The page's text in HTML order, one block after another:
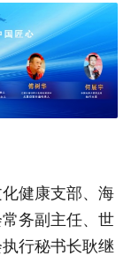
健康支部、海
务副主任、世
行秘书长耿继